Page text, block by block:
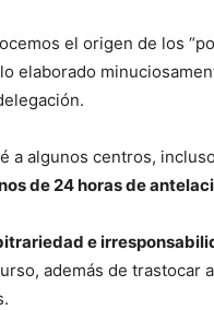
el origen de los
elaborado
a algunos centros,
de 24 horas de
e
además de trastocar